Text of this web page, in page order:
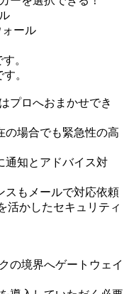
ール
。
。
プロへおまかせでき
場合でも緊急性の高
知とアドバイス対
もメールで対応依頼
活かしたセキュリティ
の境界へゲートウェイ